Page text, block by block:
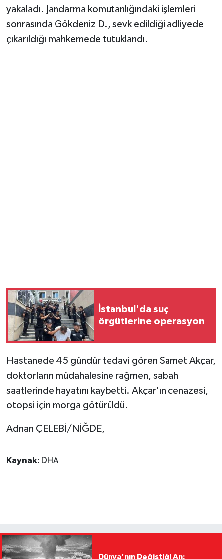
yakaladı. Jandarma komutanlığındaki işlemleri
sonrasında Gökdeniz D., sevk edildiği adliyede
çıkarıldığı mahkemede tutuklandı.
İstanbul'da suç
örgütlerine operasyon
Hastanede 45 gündür tedavi gören Samet Akçar,
doktorların müdahalesine rağmen, sabah
saatlerinde hayatını kaybetti. Akçar'ın cenazesi,
otopsi için morga götürüldü.
Adnan ÇELEBİ/NİĞDE,
Kaynak: DHA
Dünya'nın Değiştiği An: